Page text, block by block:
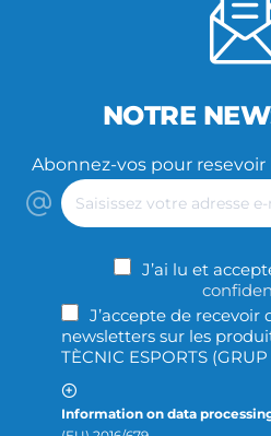
NOTRE
Abonnez-vos pour
Saisissez
votre
adresse
J’ai lu et
J’accepte de
newsletters sur les
TÈCNIC ESPORTS (GRUP
Information on data